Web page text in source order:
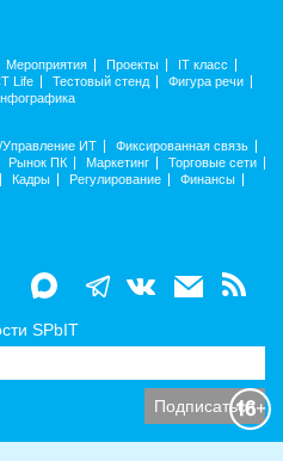
Мероприятия Проекты
IT класс
Life Тестовый стенд
Фигура речи
Управление ИТ
Фиксированная связь
Рынок ПК Маркетинг
Торговые сети
Кадры Регулирование
Финансы
SPbIT